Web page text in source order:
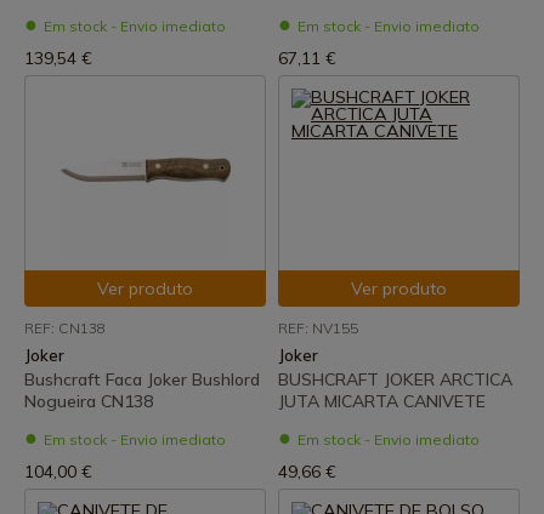
Em stock - Envio imediato
139,54 €
Em stock - Envio imediato
67,11 €
Ver produto
REF: CN138
Joker
Bushcraft Faca Joker Bushlord
Nogueira CN138
Em stock - Envio imediato
104,00 €
Ver produto
REF: NV155
Joker
BUSHCRAFT JOKER ARCTICA
JUTA MICARTA CANIVETE
Em stock - Envio imediato
49,66 €